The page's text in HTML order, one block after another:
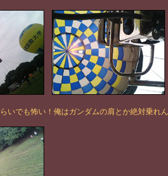
いでも怖い！俺はガンダムの肩とか絶対乗れ